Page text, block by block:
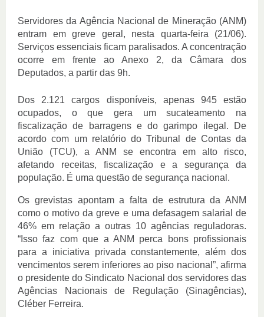
Servidores da Agência Nacional de Mineração (ANM)
entram em greve geral, nesta quarta-feira (21/06).
Serviços essenciais ficam paralisados. A concentração
ocorre em frente ao Anexo 2, da Câmara dos
Deputados, a partir das 9h.
Dos 2.121 cargos disponíveis, apenas 945 estão
ocupados, o que gera um sucateamento na
fiscalização de barragens e do garimpo ilegal. De
acordo com um relatório do Tribunal de Contas da
União (TCU), a ANM se encontra em alto risco,
afetando receitas, fiscalização e a segurança da
população. É uma questão de segurança nacional.
Os grevistas apontam a falta de estrutura da ANM
como o motivo da greve e uma defasagem salarial de
46% em relação a outras 10 agências reguladoras.
“Isso faz com que a ANM perca bons profissionais
para a iniciativa privada constantemente, além dos
vencimentos serem inferiores ao piso nacional”, afirma
o presidente do Sindicato Nacional dos servidores das
Agências Nacionais de Regulação (Sinagências),
Cléber Ferreira.